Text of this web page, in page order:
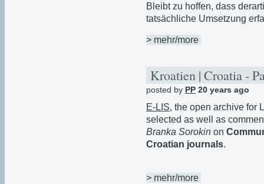
Bleibt zu hoffen, dass
tatsächliche Umsetzung
> mehr/more
Kroatien | Croatia -
posted by PP 20 years ago
E-LIS, the open archive for
selected as well as
Branka Sorokin on
Croatian journals.
> mehr/more